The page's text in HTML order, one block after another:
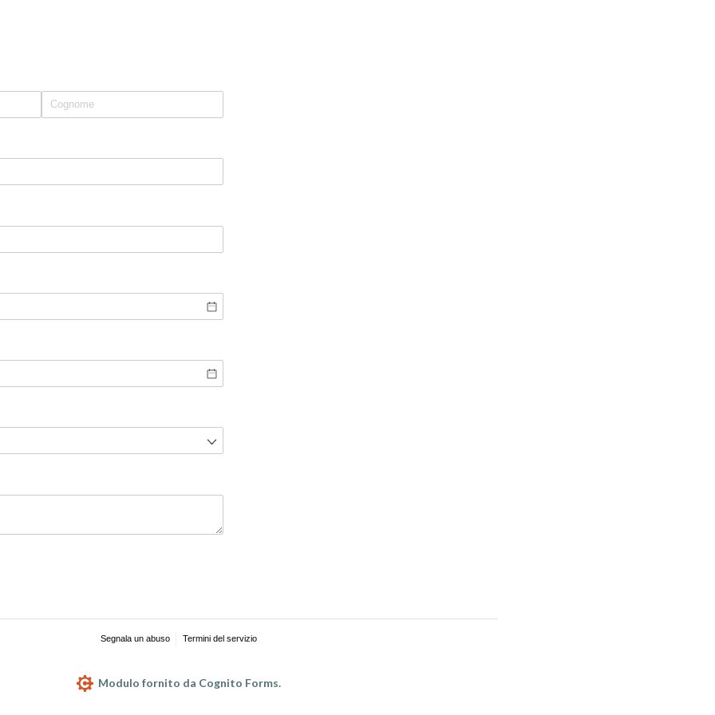
Segnala un abuso Termini del servizio
Modulo fornito da Cognito Forms.